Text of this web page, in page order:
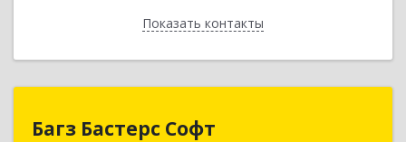
Показать контакты
Назад
Багз Бастерс Софт
Багз Бастерс Софт